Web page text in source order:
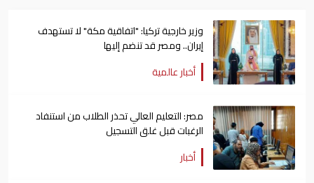
وزير خارجية تركيا: "اتفاقية مكة" لا تستهدف
إيران.. ومصر قد تنضم إليها
أخبار عالمية
مصر: التعليم العالي تحذر الطلاب من استنفاد
الرغبات قبل غلق التسجيل
أخبار